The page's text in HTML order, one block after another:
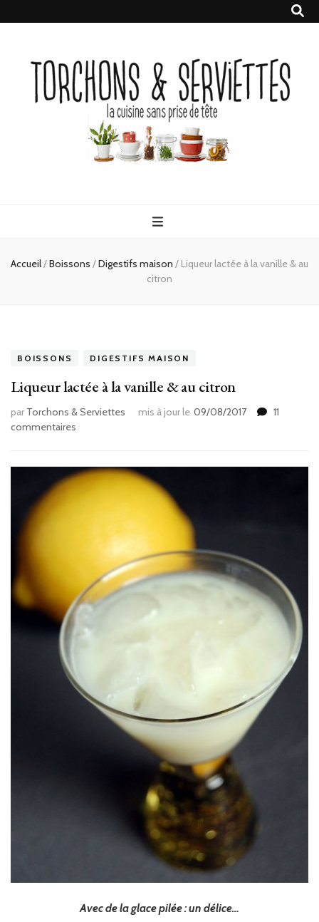
Serviettes
Accueil/Boissons /Digestifs maison / Liqueur lactée à la vanille & au
citron
BOISSONS DIGESTIFS MAISON
Liqueur lactée à la vanille & au citron
par Torchons & Serviettes mis à jour le 09/08/2017
11
commentaires
à
la
Avec de la glace pilée : un délice…